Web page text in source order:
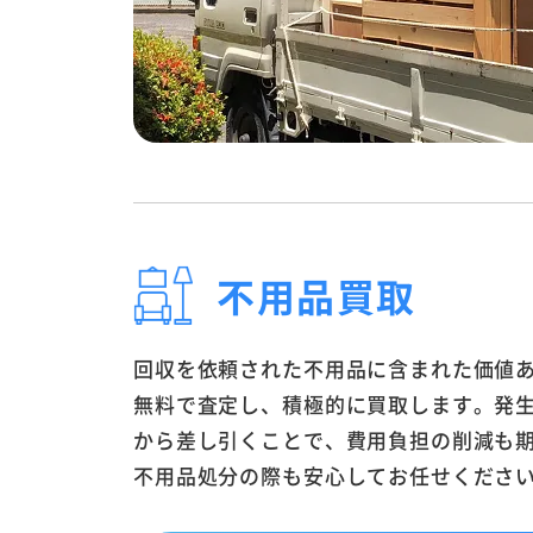
不用品買取
回収を依頼された不用品に含まれた価値
無料で査定し、積極的に買取します。発
から差し引くことで、費用負担の削減も
不用品処分の際も安心してお任せくださ